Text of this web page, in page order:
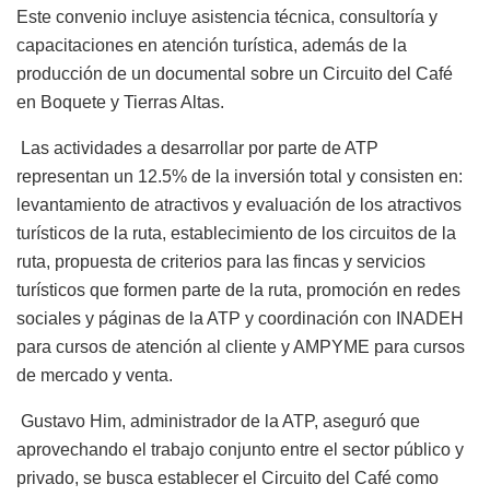
Este convenio incluye asistencia técnica, consultoría y
capacitaciones en atención turística, además de la
producción de un documental sobre un Circuito del Café
en Boquete y Tierras Altas.
Las actividades a desarrollar por parte de ATP
representan un 12.5% de la inversión total y consisten en:
levantamiento de atractivos y evaluación de los atractivos
turísticos de la ruta, establecimiento de los circuitos de la
ruta, propuesta de criterios para las fincas y servicios
turísticos que formen parte de la ruta, promoción en redes
sociales y páginas de la ATP y coordinación con INADEH
para cursos de atención al cliente y AMPYME para cursos
de mercado y venta.
Gustavo Him, administrador de la ATP, aseguró que
aprovechando el trabajo conjunto entre el sector público y
privado, se busca establecer el Circuito del Café como